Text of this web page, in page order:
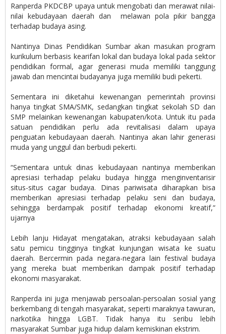
Ranperda PKDCBP upaya untuk mengobati dan merawat nilai-
nilai kebudayaan daerah dan melawan pola pikir bangga
terhadap budaya asing.
Nantinya Dinas Pendidikan Sumbar akan masukan program
kurikulum berbasis kearifan lokal dan budaya lokal pada sektor
pendidikan formal, agar generasi muda memiliki tanggung
jawab dan mencintai budayanya juga memiliki budi pekerti.
Sementara ini diketahui kewenangan pemerintah provinsi
hanya tingkat SMA/SMK, sedangkan tingkat sekolah SD dan
SMP melainkan kewenangan kabupaten/kota. Untuk itu pada
satuan pendidikan perlu ada revitalisasi dalam upaya
penguatan kebudayaan daerah. Nantinya akan lahir generasi
muda yang unggul dan berbudi pekerti.
“Sementara untuk dinas kebudayaan nantinya memberikan
apresiasi terhadap pelaku budaya hingga menginventarisir
situs-situs cagar budaya. Dinas pariwisata diharapkan bisa
memberikan apresiasi terhadap pelaku seni dan budaya,
sehingga berdampak positif terhadap ekonomi kreatif,”
ujarnya
Lebih lanju Hidayat mengatakan, atraksi kebudayaan salah
satu pemicu tingginya tingkat kunjungan wisata ke suatu
daerah. Bercermin pada negara-negara lain festival budaya
yang mereka buat memberikan dampak positif terhadap
ekonomi masyarakat.
Ranperda ini juga menjawab persoalan-persoalan sosial yang
berkembang di tengah masyarakat, seperti maraknya tawuran,
narkotika hingga LGBT. Tidak hanya itu seribu lebih
masyarakat Sumbar juga hidup dalam kemiskinan ekstrim.